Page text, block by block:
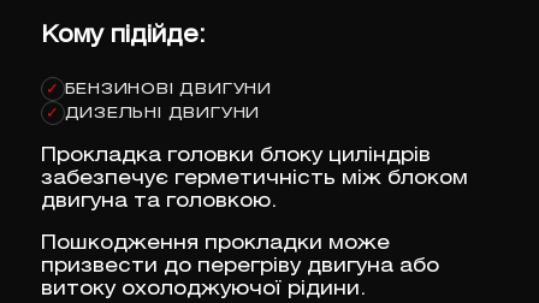
Кому підійде:
✓ БЕНЗИНОВІ ДВИГУНИ
✓ ДИЗЕЛЬНІ ДВИГУНИ
Прокладка головки блоку циліндрів
забезпечує герметичність між блоком
двигуна та головкою.
Пошкодження прокладки може
призвести до перегріву двигуна або
витоку охолоджуючої рідини.